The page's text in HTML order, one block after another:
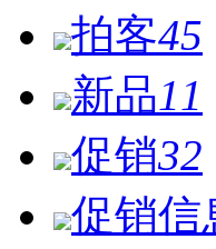
拍客45
新品11
促销32
促销信